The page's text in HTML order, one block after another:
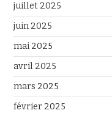
juillet 2025
juin 2025
mai 2025
avril 2025
mars 2025
février 2025